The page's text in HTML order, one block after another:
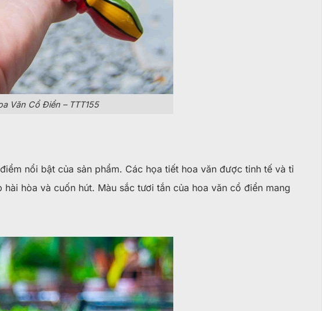
Văn Cổ Điển – TTT155
nổi bật của sản phẩm. Các họa tiết hoa văn được tinh tế và tỉ
hòa và cuốn hút. Màu sắc tươi tắn của hoa văn cổ điển mang